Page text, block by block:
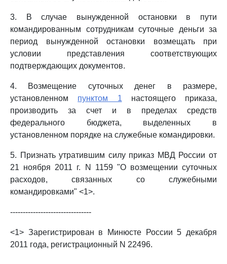
3. В случае вынужденной остановки в пути
командированным сотрудникам суточные деньги за
период вынужденной остановки возмещать при
условии представления соответствующих
подтверждающих документов.
4. Возмещение суточных денег в размере,
установленном пунктом 1 настоящего приказа,
производить за счет и в пределах средств
федерального бюджета, выделенных в
установленном порядке на служебные командировки.
5. Признать утратившим силу приказ МВД России от
21 ноября 2011 г. N 1159 "О возмещении суточных
расходов, связанных со служебными
командировками" <1>.
--------------------------------
<1> Зарегистрирован в Минюсте России 5 декабря
2011 года, регистрационный N 22496.